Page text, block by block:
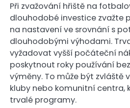
Při zvažování hřiště na
dlouhodobé investice zvažte
na nastavení ve srovnání s
dlouhodobými výhodami.
vyžadovat vyšší počáteční
poskytnout roky používání
výměny. To může být zvláště
kluby nebo komunitní centra,
trvalé programy.